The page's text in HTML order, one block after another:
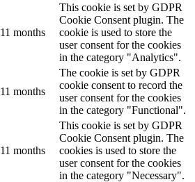
11 months
This cookie is set by GDPR
Cookie Consent plugin. The
cookie is used to store the
user consent for the cookies
in the category "Analytics".
11 months
The cookie is set by GDPR
cookie consent to record the
user consent for the cookies
in the category "Functional".
11 months
This cookie is set by GDPR
Cookie Consent plugin. The
cookies is used to store the
user consent for the cookies
in the category "Necessary".